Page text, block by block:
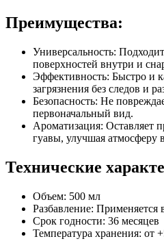
Преимущества:
Универсальность:
поверхностей внутри и
Эффективность: Быстро и
загрязнения без следов и
Безопасность: Не
первоначальный вид.
Ароматизация: Оставляет
гуавы, улучшая атмосферу
Технические
Объем: 500 мл
Разбавление: Применяется
Срок годности: 36 месяцев
Температура хранения: от